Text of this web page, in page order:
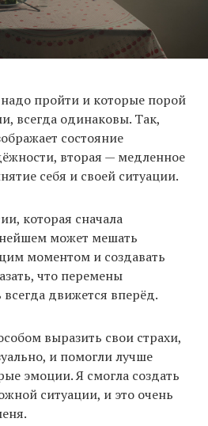
пройти и которые порой
всегда одинаковы. Так,
состояние
вторая — медленное
себя и своей ситуации.
которая сначала
может мешать
моментом и создавать
что перемены
движется вперёд.
выразить свои страхи,
и помогли лучше
эмоции. Я смогла создать
ситуации, и это очень